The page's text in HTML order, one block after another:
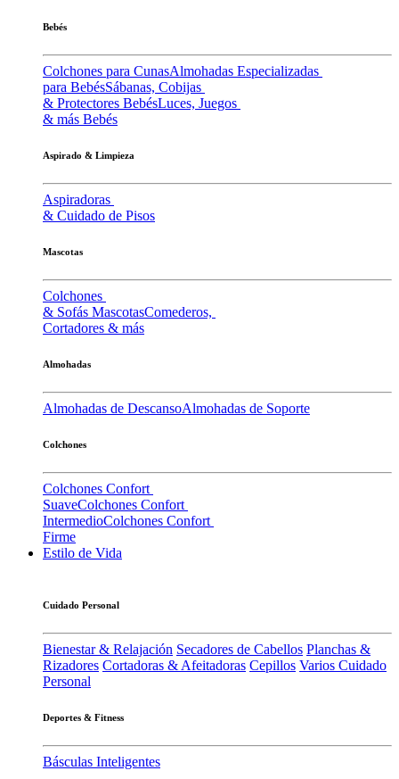
Bebés
Colchones para CunasAlmohadas Especializadas
para BebésSábanas, Cobijas
& Protectores BebésLuces, Juegos
& más Bebés
Aspirado & Limpieza
Aspiradoras
& Cuidado de Pisos
Mascotas
Colchones
& Sofás MascotasComederos,
Cortadores & más
Almohadas
Almohadas de DescansoAlmohadas de Soporte
Colchones
Colchones Confort
SuaveColchones Confort
IntermedioColchones Confort
Firme
Estilo de Vida
Cuidado Personal
Bienestar & Relajación Secadores de Cabellos Planchas &
Rizadores Cortadoras & Afeitadoras Cepillos Varios Cuidado
Personal
Deportes & Fitness
Básculas Inteligentes